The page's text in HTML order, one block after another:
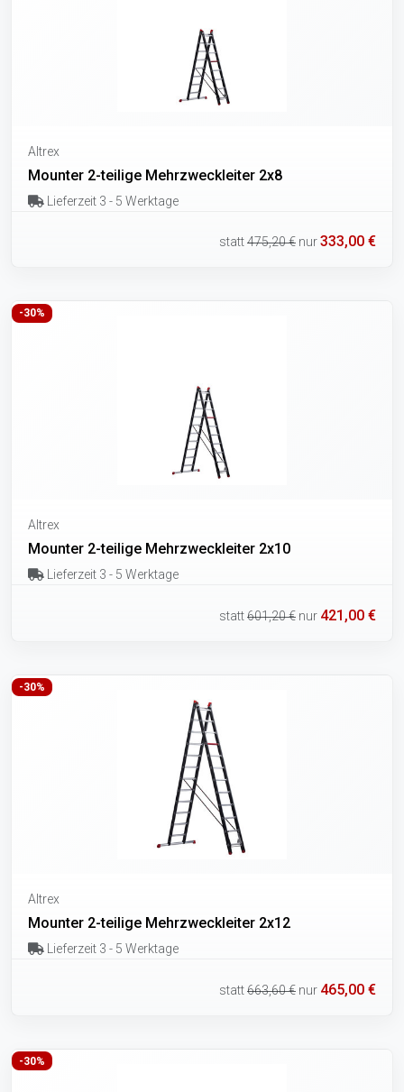
Altrex
Mounter 2-teilige Mehrzweckleiter 2x8
Lieferzeit 3 - 5 Werktage
statt475,20 € nur333,00 €
-30%
Altrex
Mounter 2-teilige Mehrzweckleiter 2x10
Lieferzeit 3 - 5 Werktage
statt601,20 € nur 421,00 €
-30%
Altrex
Mounter 2-teilige Mehrzweckleiter 2x12
Lieferzeit 3 - 5 Werktage
statt663,60 € nur 465,00 €
-30%